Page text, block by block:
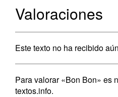
Valoraciones
Este texto no ha recibido
Para valorar «Bon Bon» es
textos.info.